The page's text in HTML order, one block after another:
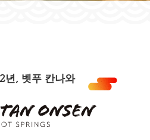
년, 벳푸 칸나와